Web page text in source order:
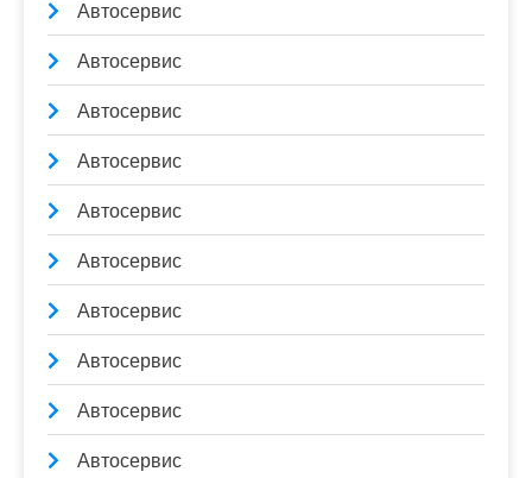
Автосервис
Автосервис
Автосервис
Автосервис
Автосервис
Автосервис
Автосервис
Автосервис
Автосервис
Автосервис